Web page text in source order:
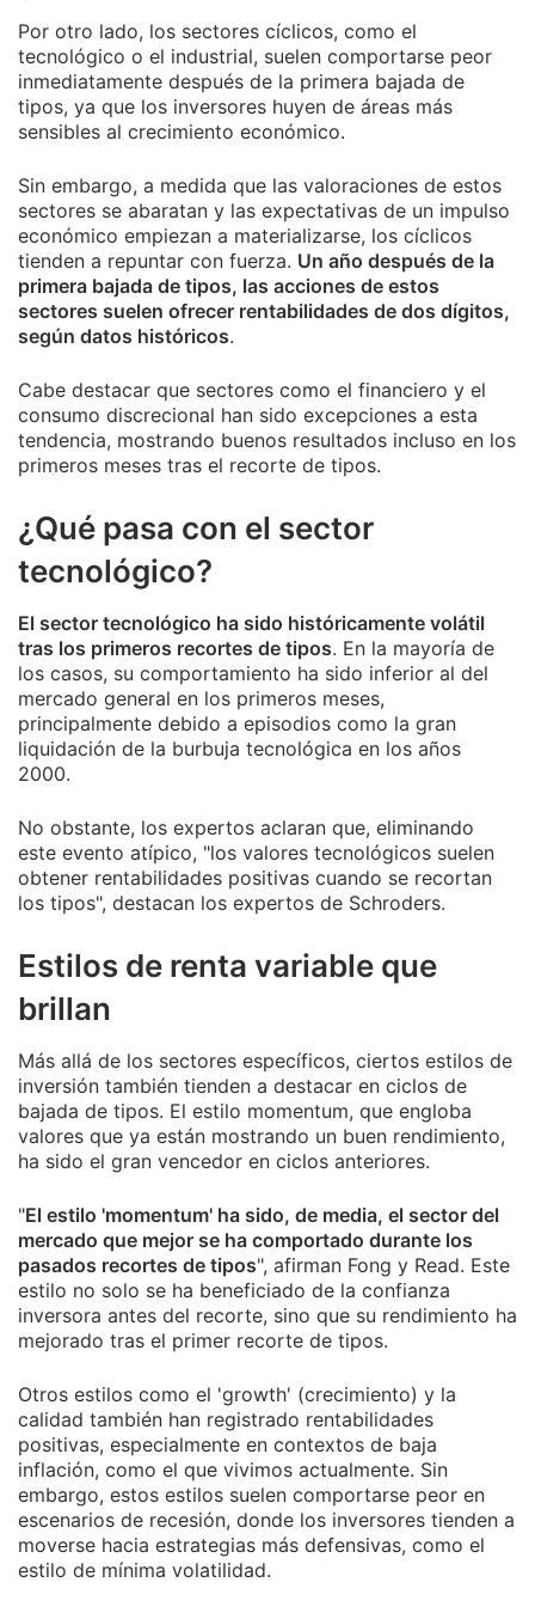
Por otro lado, los sectores cíclicos, como el
tecnológico o el industrial, suelen comportarse peor
inmediatamente después de la primera bajada de
tipos, ya que los inversores huyen de áreas más
sensibles al crecimiento económico.
Sin embargo, a medida que las valoraciones de estos
sectores se abaratan y las expectativas de un impulso
económico empiezan a materializarse, los cíclicos
tienden a repuntar con fuerza. Un año después de la
primera bajada de tipos, las acciones de estos
sectores suelen ofrecer rentabilidades de dos dígitos,
según datos históricos.
Cabe destacar que sectores como el financiero y el
consumo discrecional han sido excepciones a esta
tendencia, mostrando buenos resultados incluso en los
primeros meses tras el recorte de tipos.
¿Qué pasa con el sector
tecnológico?
El sector tecnológico ha sido históricamente volátil
tras los primeros recortes de tipos. En la mayoría de
los casos, su comportamiento ha sido inferior al del
mercado general en los primeros meses,
principalmente debido a episodios como la gran
liquidación de la burbuja tecnológica en los años
2000.
No obstante, los expertos aclaran que, eliminando
este evento atípico, "los valores tecnológicos suelen
obtener rentabilidades positivas cuando se recortan
los tipos", destacan los expertos de Schroders.
Estilos de renta variable que
brillan
Más allá de los sectores específicos, ciertos estilos de
inversión también tienden a destacar en ciclos de
bajada de tipos. El estilo momentum, que engloba
valores que ya están mostrando un buen rendimiento,
ha sido el gran vencedor en ciclos anteriores.
"El estilo 'momentum' ha sido, de media, el sector del
mercado que mejor se ha comportado durante los
pasados recortes de tipos", afirman Fong y Read. Este
estilo no solo se ha beneficiado de la confianza
inversora antes del recorte, sino que su rendimiento ha
mejorado tras el primer recorte de tipos.
Otros estilos como el 'growth' (crecimiento) y la
calidad también han registrado rentabilidades
positivas, especialmente en contextos de baja
inflación, como el que vivimos actualmente. Sin
embargo, estos estilos suelen comportarse peor en
escenarios de recesión, donde los inversores tienden a
moverse hacia estrategias más defensivas, como el
estilo de mínima volatilidad.